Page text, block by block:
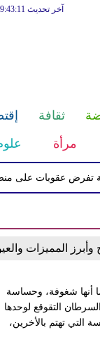
آخر تحديث GMT19:43:11
ثقافة
مرأة
عقوبات على
المميزات
أنها شغوفة، وحساسة
التقوقع لوحدها
التي تهتم بالأخرين،